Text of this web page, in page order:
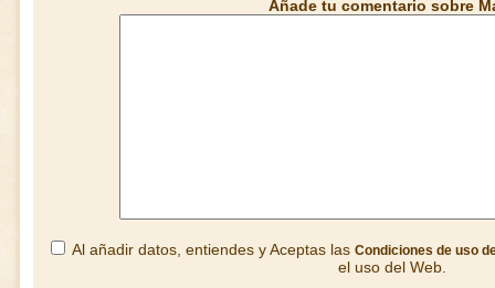
Añade tu comentario sobre
Al añadir datos, entiendes y Aceptas las Condiciones de uso
el uso del Web.